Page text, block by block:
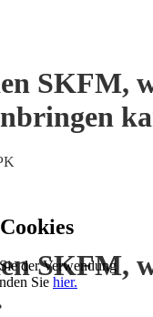
SKFM,
SKFM,
der Verwendung
Sie hier.